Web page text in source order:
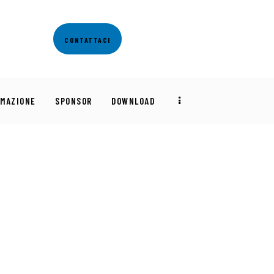
CONTATTACI
SPONSOR DOWNLOAD